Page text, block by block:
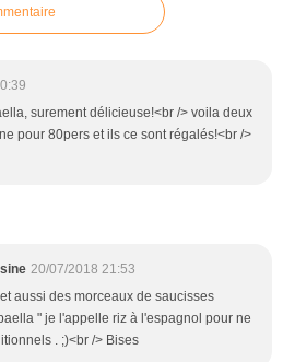
surement délicieuse!<br /> voila deux
pour 80pers et ils ce sont régalés!<br />
20/07/2018 21:53
aussi des morceaux de saucisses
" je l'appelle riz à l'espagnol pour ne
. ;)<br /> Bises